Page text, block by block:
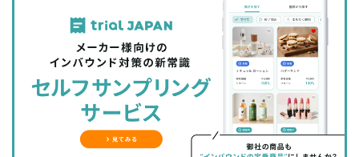
を
シ
ェ
事
を
シ
ェ
ア
す
ッ
ク
マ
事
を
購
読
す
る
ガ
登
録
す
る